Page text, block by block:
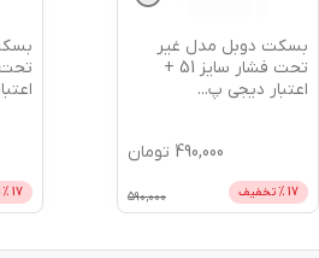
بسکت دوبل مدل غیر
تحت فشار سایز 51 +
اعتبار دیجی پ...
490,000 تومان
17 % تخفیف 590,000
17